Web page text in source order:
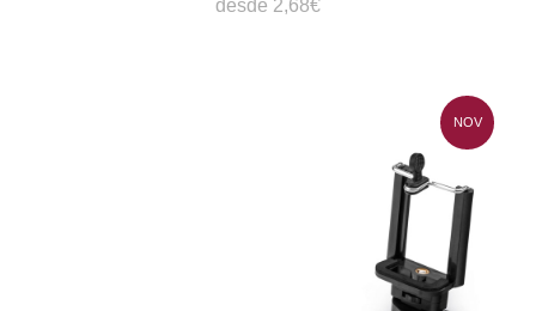
desde 2,68€
NOV